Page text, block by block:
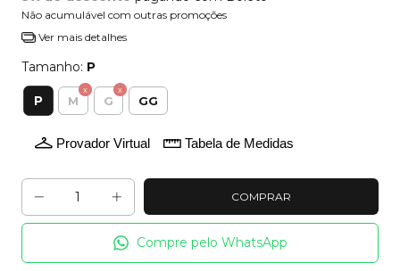
Não acumulável com outras promoções
Ver mais detalhes
Tamanho: P
P M G GG
Provador Virtual Tabela de Medidas
Compre pelo WhatsApp